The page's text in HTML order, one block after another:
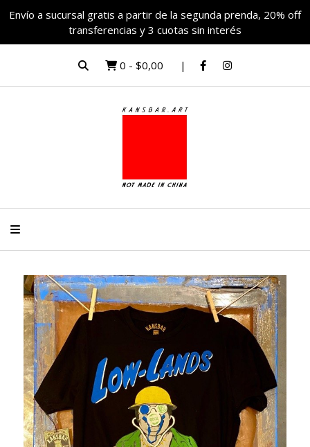
Envío a sucursal gratis a partir de la segunda prenda, 20% off
transferencias y 3 cuotas sin interés
0 - $0,00